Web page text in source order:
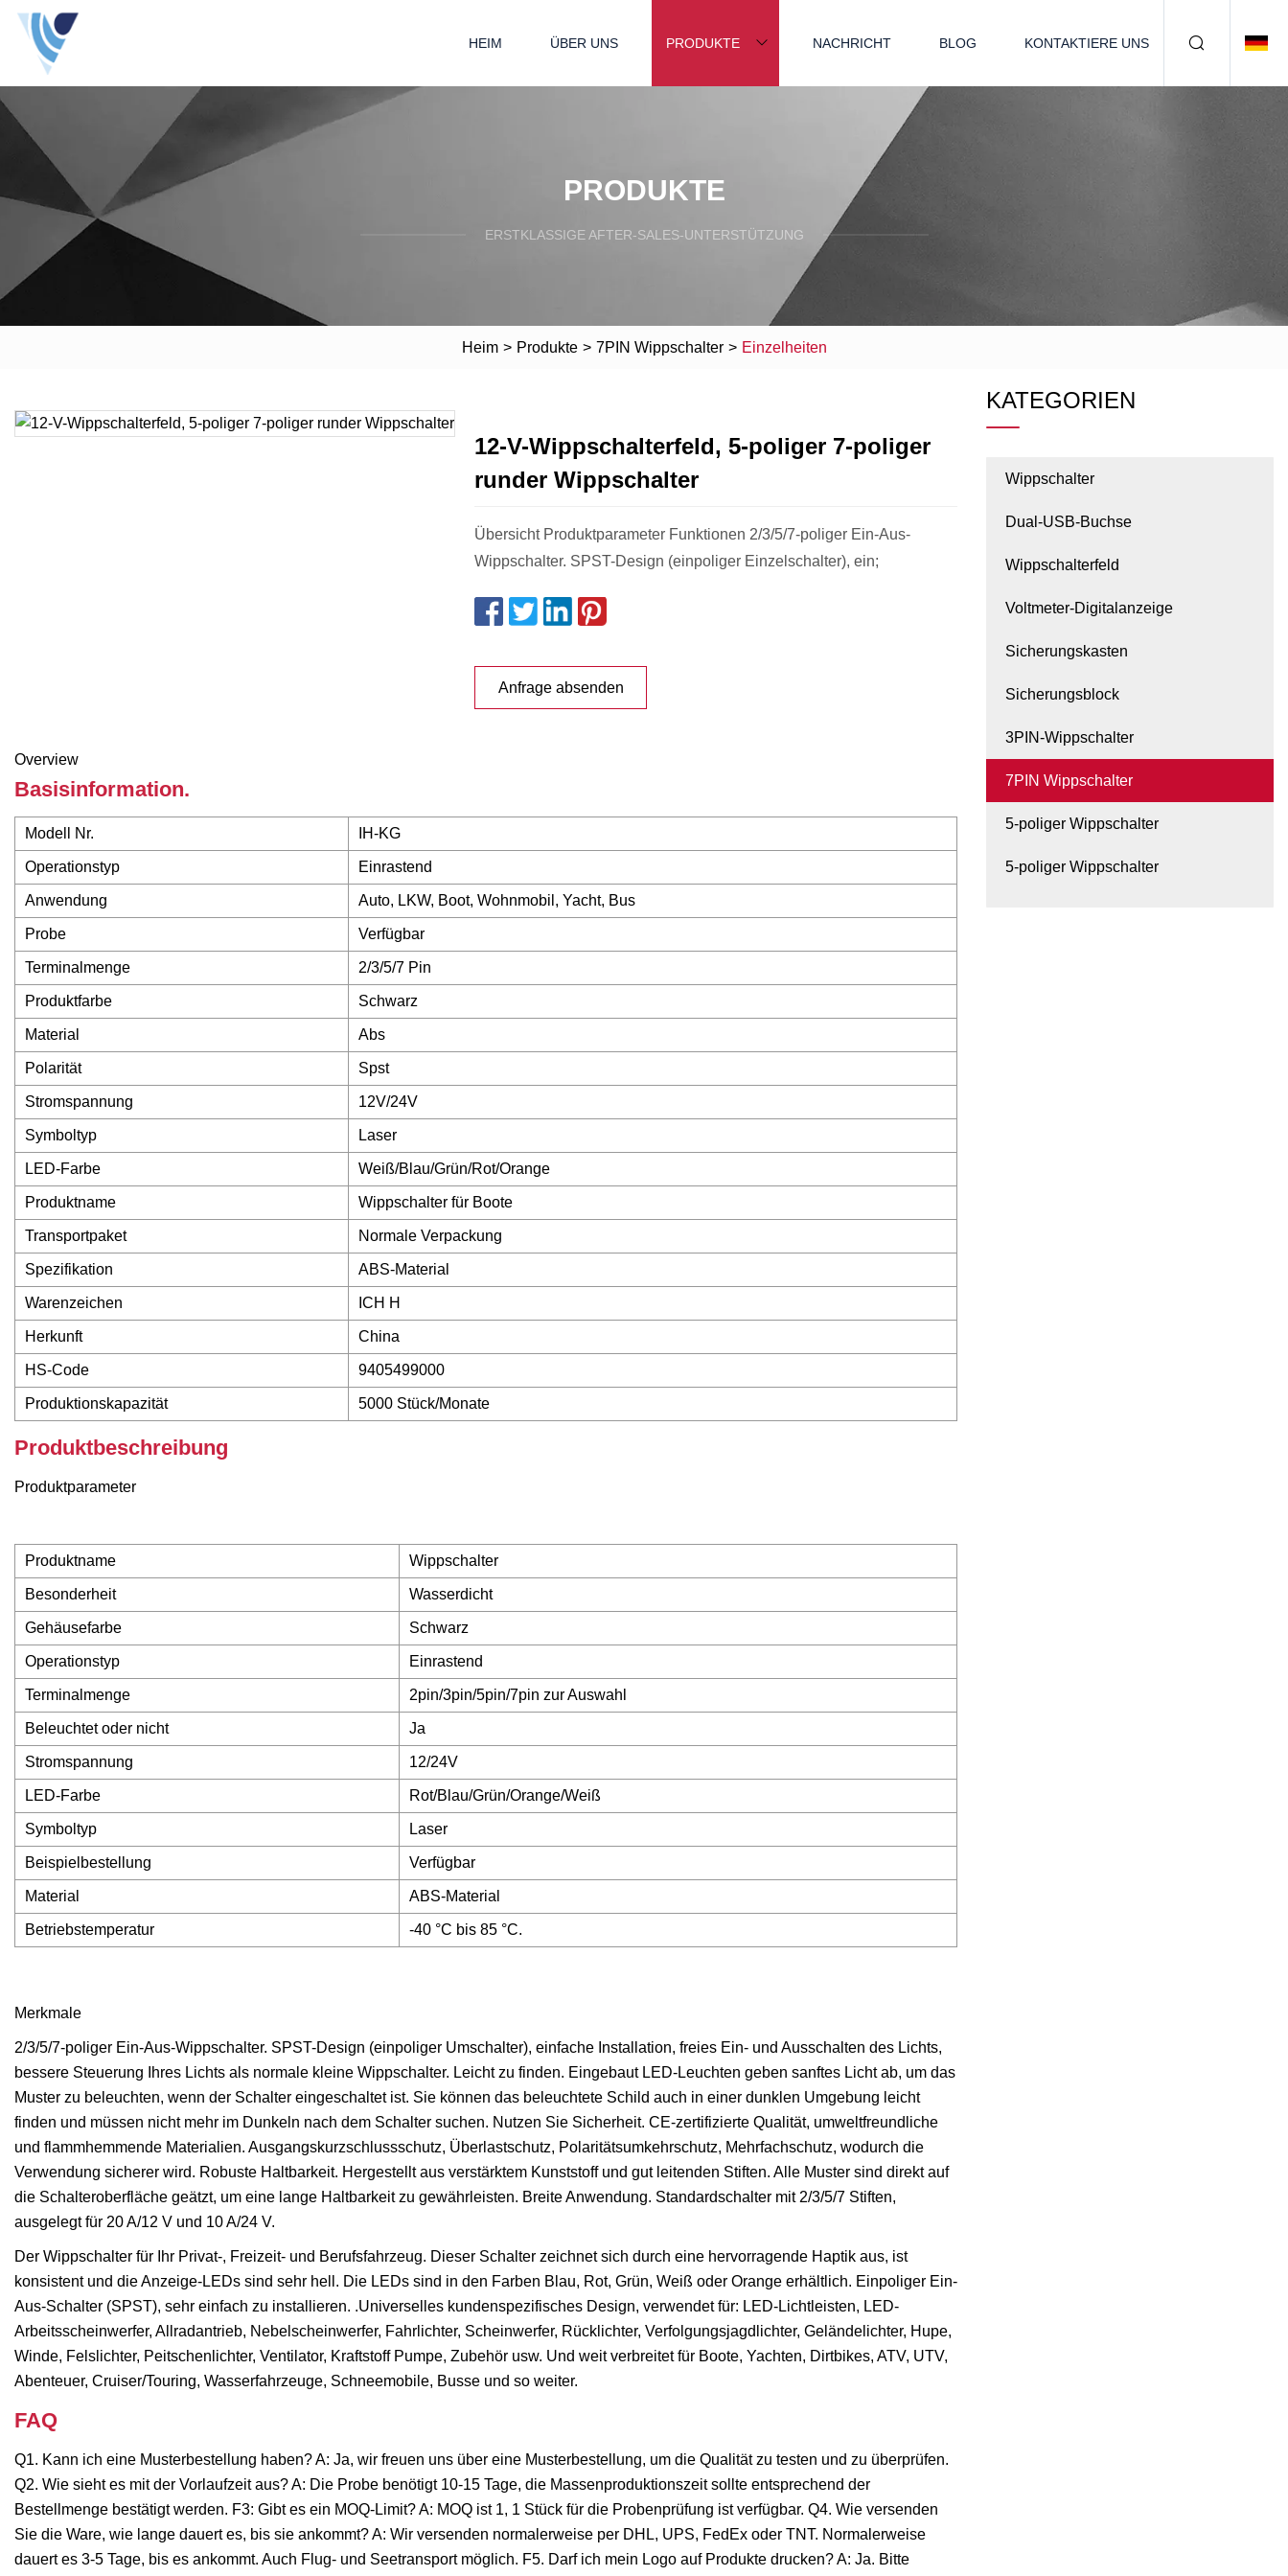
HEIM ÜBER UNS PRODUKTE NACHRICHT BLOG KONTAKTIERE UNS
PRODUKTE
ERSTKLASSIGE AFTER-SALES-UNTERSTÜTZUNG
Heim > Produkte > 7PIN Wippschalter > Einzelheiten
12-V-Wippschalterfeld, 5-poliger 7-poliger
runder Wippschalter
Übersicht Produktparameter Funktionen 2/3/5/7-poliger Ein-Aus-
Wippschalter. SPST-Design (einpoliger Einzelschalter), ein;
Anfrage absenden
Overview
Basisinformation.
Modell Nr. IH-KG
Operationstyp Einrastend
Anwendung Auto, LKW, Boot, Wohnmobil, Yacht, Bus
Probe Verfügbar
Terminalmenge 2/3/5/7 Pin
Produktfarbe Schwarz
Material Abs
Polarität Spst
Stromspannung 12V/24V
Symboltyp Laser
LED-Farbe Weiß/Blau/Grün/Rot/Orange
Produktname Wippschalter für Boote
Transportpaket Normale Verpackung
Spezifikation ABS-Material
Warenzeichen ICH H
Herkunft China
HS-Code 9405499000
Produktionskapazität 5000 Stück/Monate
Produktbeschreibung
Produktparameter
Produktname Wippschalter
Besonderheit Wasserdicht
Gehäusefarbe Schwarz
Operationstyp Einrastend
Terminalmenge 2pin/3pin/5pin/7pin zur Auswahl
Beleuchtet oder nicht Ja
Stromspannung 12/24V
LED-Farbe Rot/Blau/Grün/Orange/Weiß
Symboltyp Laser
Beispielbestellung Verfügbar
Material ABS-Material
Betriebstemperatur -40 °C bis 85 °C.
Merkmale
2/3/5/7-poliger Ein-Aus-Wippschalter. SPST-Design (einpoliger Umschalter), einfache Installation, freies Ein- und Ausschalten des Lichts,
bessere Steuerung Ihres Lichts als normale kleine Wippschalter. Leicht zu finden. Eingebaut LED-Leuchten geben sanftes Licht ab, um das
Muster zu beleuchten, wenn der Schalter eingeschaltet ist. Sie können das beleuchtete Schild auch in einer dunklen Umgebung leicht
finden und müssen nicht mehr im Dunkeln nach dem Schalter suchen. Nutzen Sie Sicherheit. CE-zertifizierte Qualität, umweltfreundliche
und flammhemmende Materialien. Ausgangskurzschlussschutz, Überlastschutz, Polaritätsumkehrschutz, Mehrfachschutz, wodurch die
Verwendung sicherer wird. Robuste Haltbarkeit. Hergestellt aus verstärktem Kunststoff und gut leitenden Stiften. Alle Muster sind direkt auf
die Schalteroberfläche geätzt, um eine lange Haltbarkeit zu gewährleisten. Breite Anwendung. Standardschalter mit 2/3/5/7 Stiften,
ausgelegt für 20 A/12 V und 10 A/24 V.
Der Wippschalter für Ihr Privat-, Freizeit- und Berufsfahrzeug. Dieser Schalter zeichnet sich durch eine hervorragende Haptik aus, ist
konsistent und die Anzeige-LEDs sind sehr hell. Die LEDs sind in den Farben Blau, Rot, Grün, Weiß oder Orange erhältlich. Einpoliger Ein-
Aus-Schalter (SPST), sehr einfach zu installieren. .Universelles kundenspezifisches Design, verwendet für: LED-Lichtleisten, LED-
Arbeitsscheinwerfer, Allradantrieb, Nebelscheinwerfer, Fahrlichter, Scheinwerfer, Rücklichter, Verfolgungsjagdlichter, Geländelichter, Hupe,
Winde, Felslichter, Peitschenlichter, Ventilator, Kraftstoff Pumpe, Zubehör usw. Und weit verbreitet für Boote, Yachten, Dirtbikes, ATV, UTV,
Abenteuer, Cruiser/Touring, Wasserfahrzeuge, Schneemobile, Busse und so weiter.
FAQ
Q1. Kann ich eine Musterbestellung haben? A: Ja, wir freuen uns über eine Musterbestellung, um die Qualität zu testen und zu überprüfen.
Q2. Wie sieht es mit der Vorlaufzeit aus? A: Die Probe benötigt 10-15 Tage, die Massenproduktionszeit sollte entsprechend der
Bestellmenge bestätigt werden. F3: Gibt es ein MOQ-Limit? A: MOQ ist 1, 1 Stück für die Probenprüfung ist verfügbar. Q4. Wie versenden
Sie die Ware, wie lange dauert es, bis sie ankommt? A: Wir versenden normalerweise per DHL, UPS, FedEx oder TNT. Normalerweise
dauert es 3-5 Tage, bis es ankommt. Auch Flug- und Seetransport möglich. F5. Darf ich mein Logo auf Produkte drucken? A: Ja. Bitte
KATEGORIEN
Wippschalter
Dual-USB-Buchse
Wippschalterfeld
Voltmeter-Digitalanzeige
Sicherungskasten
Sicherungsblock
3PIN-Wippschalter
7PIN Wippschalter
5-poliger Wippschalter
5-poliger Wippschalter